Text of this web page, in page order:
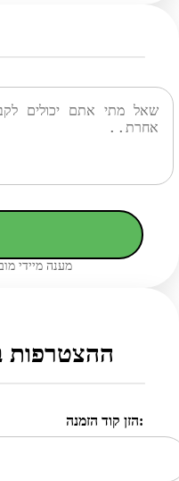
מענה מיידי
ההצטרפות
הזן קוד הזמנה: